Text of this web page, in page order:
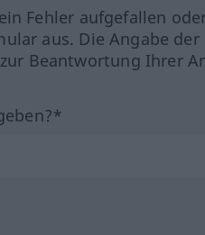
Fehler aufgefallen
aus. Die Angabe
Beantwortung Ihrer